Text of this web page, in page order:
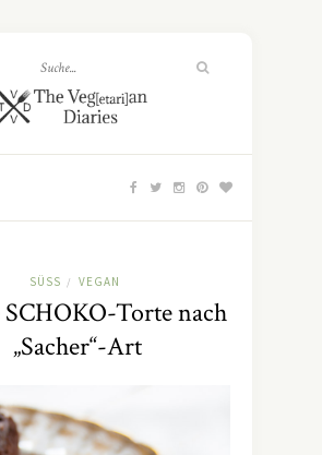
SÜSS / VEGAN
SCHOKO-Torte nach
„Sacher“-Art